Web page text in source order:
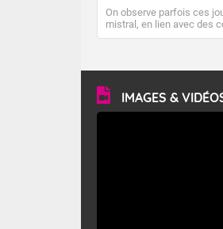
On observe parfois ces
mistral, en lien avec des
forêt. Mais qu'est-ce que
vitesse moyenne de 50
en rafales, parfois
du Rhône et la Provence
méditerranéen à partir de
IMAGES &